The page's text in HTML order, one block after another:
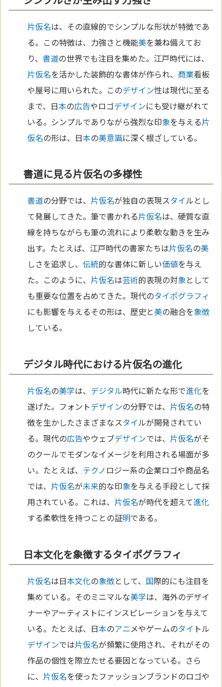
片仮名は、その直線的でシンプルな形状が特徴であ
る。この特徴は、力強さと機能美を兼ね備えてお
り、書道の世界でも注目を集めた。江戸時代には、
片仮名を活かした装飾的な書体が作られ、 商業看板
や屋号に用いられた。このデザイン性は現代に至る
まで、日本の広告やロゴデザインにも受け継がれて
いる。シンプルでありながら強烈な印象を与える片
仮名の形は、日本の美意識に深く根ざしている。
書道に見る片仮名の多様性
書道の分野では、 片仮名が独自の表現スタイルとし
て発展してきた。筆で書かれる片仮名は、硬質な直
線を持ちながらも筆の流れにより柔軟な動きを生み
出す。たとえば、江戸時代の書家たちは片仮名の美
しさを追求し、伝統的な書体に新しい価値を与え
た。このように、 片仮名は芸術的表現の対象として
も重要な位置を占めてきた。現代のタイポグラフィ
にも影響を与えるその形は、歴史と美の融合を象徴
している。
デジタル時代における片仮名の進化
片仮名の美学は、 デジタル時代に新たな形で進化を
遂げた。フォントデザインの分野では、 片仮名の特
徴を生かしたさまざまなスタイルが開発されてい
る。現代の広告やウェブデザインでは、 片仮名がそ
のクールでモダンなイメージを利用される場面が多
い。たとえば、 テクノ ロジー系の企業ロゴや商品名
では、 片仮名が未来的な印象を与える手段として採
用されている。これは、 片仮名が時代を超えて進化
する柔軟性を持つことの証明である。
日本文化を象徴するタイポグラフィ
片仮名は日本文化の象徴として、 国際的にも注目を
集めている。そのミニマルな美学は、海外のデザイ
ナーやアーティストにインスピレーションを与えて
いる。たとえば、日本のアニメやゲームのタイ トル
デザインでは片仮名が頻繁に使用され、それがその
作品の個性を際立たせる要因となっている。さら
に、 片仮名を使ったファッションブランドのロゴや